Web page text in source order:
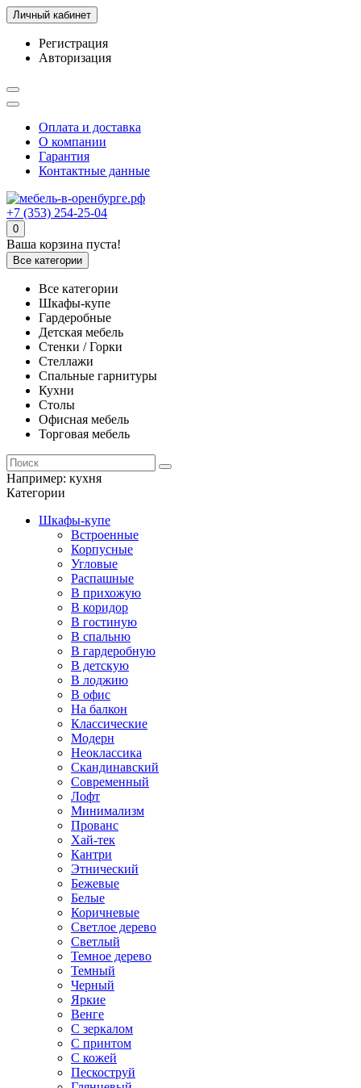
Личный кабинет
Регистрация
Авторизация
Оплата и доставка
О компании
Гарантия
Контактные данные
+7 (353) 254-25-04
0
Ваша корзина пуста!
Все категории
Все категории
Шкафы-купе
Гардеробные
Детская мебель
Стенки / Горки
Стеллажи
Спальные гарнитуры
Кухни
Столы
Офисная мебель
Торговая мебель
Например: кухня
Категории
Шкафы-купе
Встроенные
Корпусные
Угловые
Распашные
В прихожую
В коридор
В гостиную
В спальню
В гардеробную
В детскую
В лоджию
В офис
На балкон
Классические
Модерн
Неоклассика
Скандинавский
Современный
Лофт
Минимализм
Прованс
Хай-тек
Кантри
Этнический
Бежевые
Белые
Коричневые
Светлое дерево
Светлый
Темное дерево
Темный
Черный
Яркие
Венге
С зеркалом
С принтом
С кожей
Пескоструй